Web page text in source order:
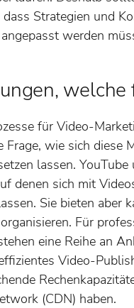
dass Strategien und
werden
welche
für Video-
Frage, wie sich diese
lassen. YouTube
denen sich mit
Sie bieten aber
Für
eine Reihe an
Video-
(CDN) haben.